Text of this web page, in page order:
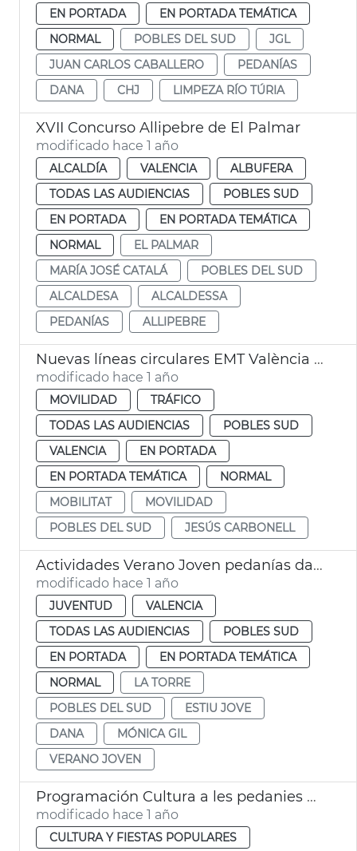
EN PORTADA
EN PORTADA TEMÁTICA
NORMAL
POBLES DEL SUD
JGL
JUAN CARLOS CABALLERO
PEDANÍAS
DANA
CHJ LIMPEZA RÍO TÚRIA
XVII Concurso Allipebre de El Palmar
modificado hace 1 año
ALCALDÍA VALENCIA
ALBUFERA
TODAS LAS AUDIENCIAS
POBLES SUD
EN PORTADA
EN PORTADA TEMÁTICA
NORMAL
EL PALMAR
MARÍA JOSÉ CATALÁ
POBLES DEL SUD
ALCALDESA
ALCALDESSA
PEDANÍAS
ALLIPEBRE
Nuevas líneas circulares EMT València Pobles del Sud
modificado hace 1 año
MOVILIDAD
TRÁFICO
TODAS LAS AUDIENCIAS
POBLES SUD
VALENCIA
EN PORTADA
EN PORTADA TEMÁTICA
NORMAL
MOBILITAT
MOVILIDAD
POBLES DEL SUD
JESÚS CARBONELL
Actividades Verano Joven pedanías dana 2025 València
modificado hace 1 año
JUVENTUD
VALENCIA
TODAS LAS AUDIENCIAS
POBLES SUD
EN PORTADA
EN PORTADA TEMÁTICA
NORMAL
LA TORRE
POBLES DEL SUD
ESTIU JOVE
DANA
MÓNICA GIL
VERANO JOVEN
Programación Cultura a les pedanies València
modificado hace 1 año
CULTURA Y FIESTAS POPULARES